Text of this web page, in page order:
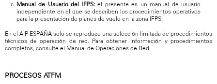
Manual de Usuario del IFPS:el presente es un manual de usuario
independiente en el que se describen los procedimientos operativos
para la presentación de planes de vuelo en la zona IFPS.
En el AIP-ESPAÑA solo se reproduce una selección limitada de procedimientos
técnicos de operación de red. Para obtener información y procedimientos
completos, consulte el Manual de Operaciones de Red.
PROCESOS ATFM